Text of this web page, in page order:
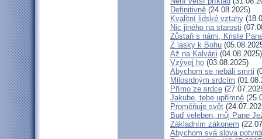
Definitivně (24.08.2025)
Kvalitní lidské vztahy
Nic jiného na starosti
Zůstaň s námi, Kriste
Z lásky k Bohu
Až na Kalvárii (04.08.2025)
Vzývej ho (03.08.2025)
Abychom se nebáli smrti
Milosrdným srdcím
Přímo ze srdce
Jakube, tebe upřímně
Proměňuje svět
Buď veleben, můj Pane
Základním zákonem
Abychom svá slova